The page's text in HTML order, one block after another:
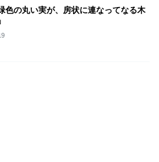
色の丸い実が、房状に連なってなる木